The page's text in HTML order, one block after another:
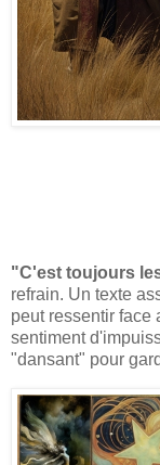
"C'est toujours
refrain. Un texte
peut ressentir face
sentiment
"dansant" pour